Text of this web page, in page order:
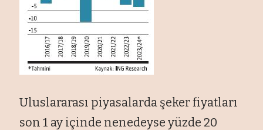
Uluslararası piyasalarda şeker fiyatları
son 1 ay içinde nenedeyse yüzde 20